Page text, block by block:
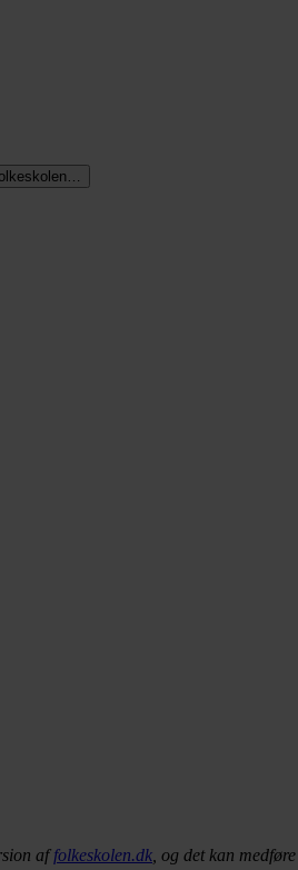
affolkeskolen.dk, og det kan